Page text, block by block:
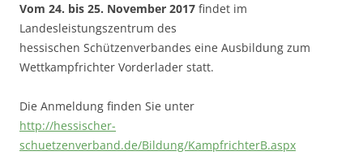
Vom 24. bis 25. November 2017 findet im
Landesleistungszentrum des
hessischen Schützenverbandes eine Ausbildung zum
Wettkampfrichter Vorderlader statt.
Die Anmeldung finden Sie unter
http://hessischer-
schuetzenverband.de/Bildung/KampfrichterB.aspx